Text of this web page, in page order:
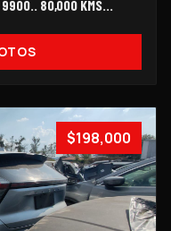
80,000 KMS...
$198,000